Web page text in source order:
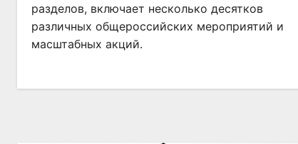
разделов, включает несколько десятков
различных общероссийских мероприятий и
масштабных акций.